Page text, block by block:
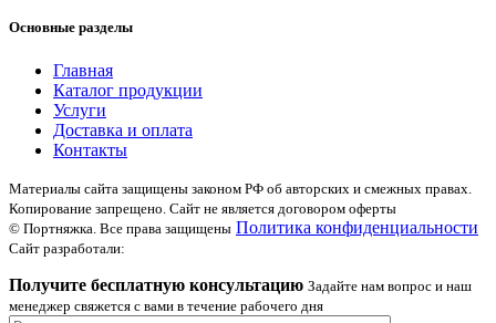
Основные разделы
Главная
Каталог продукции
Услуги
Доставка и оплата
Контакты
Материалы сайта защищены законом РФ об авторских и смежных правах.
Копирование запрещено. Сайт не является договором оферты
© Портняжка. Все права защищены Политика конфиденциальности
Сайт разработали:
Получите бесплатную консультацию Задайте нам вопрос и наш
менеджер свяжется с вами в течение рабочего дня